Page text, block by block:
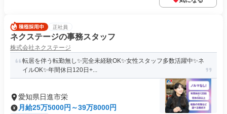
正社員
ネクステージの事務スタッフ
株式会社ネクステージ
転居を伴う転勤無し✨完全未経験OK✨女性スタッフ多数活躍中✨ネ
イルOK✨年間休日120日+...
愛知県日進市栄
月給25万5000円～39万8000円